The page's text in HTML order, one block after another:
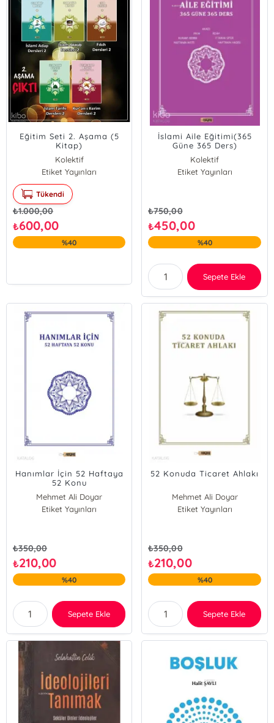
Eğitim Seti 2. Aşama (5
Kitap)
Kolektif
Etiket Yayınları
Tükendi
₺1.000,00
₺600,00
%40
İslami Aile Eğitimi(365
Güne 365 Ders)
Kolektif
Etiket Yayınları
₺750,00
₺450,00
%40
Sepete Ekle
Hanımlar İçin 52 Haftaya
52 Konu
Mehmet Ali Doyar
Naşit Tutar
Etiket Yayınları
₺350,00
₺210,00
%40
Sepete Ekle
52 Konuda Ticaret Ahlakı
Mehmet Ali Doyar
Naşit Tutar
Etiket Yayınları
₺350,00
₺210,00
%40
Sepete Ekle